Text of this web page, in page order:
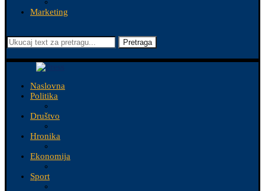
Marketing
Pretraga
Naslovna
Politika
Društvo
Hronika
Ekonomija
Sport